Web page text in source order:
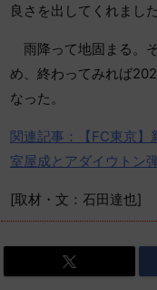
良さを出してくれました
雨降って地固まる。
め、終わってみれば
なった。
関連記事：【FC東京】
室屋成とアダイウトン
[取材・文：石田達也]